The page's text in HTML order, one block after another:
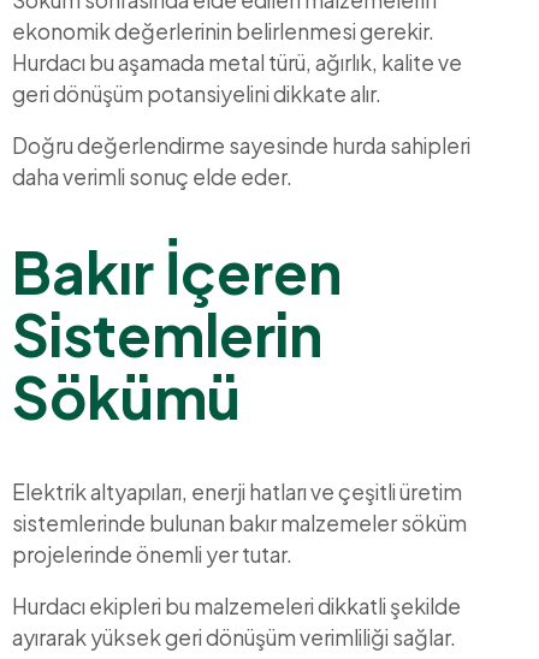
ekonomik değerlerinin belirlenmesi gerekir.
Hurdacı bu aşamada metal türü, ağırlık, kalite ve
geri dönüşüm potansiyelini dikkate alır.
Doğru değerlendirme sayesinde hurda sahipleri
daha verimli sonuç elde eder.
Bakır İçeren
Sistemlerin
Sökümü
Elektrik altyapıları, enerji hatları ve çeşitli üretim
sistemlerinde bulunan bakır malzemeler söküm
projelerinde önemli yer tutar.
Hurdacı ekipleri bu malzemeleri dikkatli şekilde
ayırarak yüksek geri dönüşüm verimliliği sağlar.